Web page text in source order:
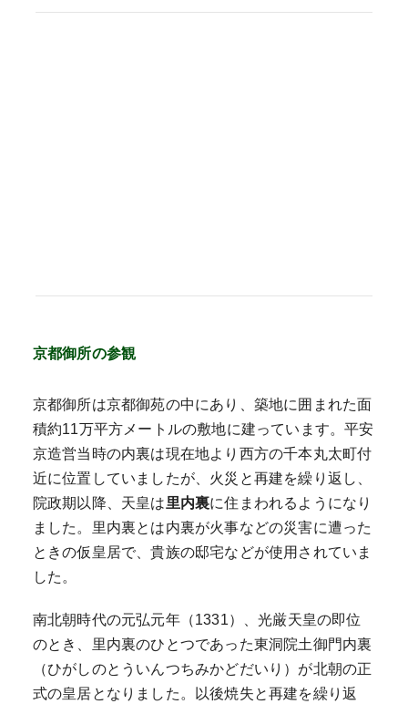
京都御所の参観
京都御所は京都御苑の中にあり、築地に囲まれた面
積約11万平方メートルの敷地に建っています。平安
京造営当時の内裏は現在地より西方の千本丸太町付
近に位置していましたが、火災と再建を繰り返し、
院政期以降、天皇は里内裏に住まわれるようになり
ました。里内裏とは内裏が火事などの災害に遭った
ときの仮皇居で、貴族の邸宅などが使用されていま
した。
南北朝時代の元弘元年（1331）、光厳天皇の即位
のとき、里内裏のひとつであった東洞院土御門内裏
（ひがしのとういんつちみかどだいり）が北朝の正
式の皇居となりました。以後焼失と再建を繰り返